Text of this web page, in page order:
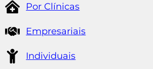
Por Clínicas
Empresariais
Individuais